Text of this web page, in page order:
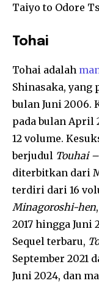
Taiyo to Odore
Tohai
Tohai adalah
Shinasaka,
bulan Juni 2006.
pada bulan April
12 volume.
berjudul Touhai
diterbitkan dari
terdiri dari 16
Minagoroshi-hen
2017 hingga Juni
Sequel terbaru,
September 2021
Juni 2024, dan